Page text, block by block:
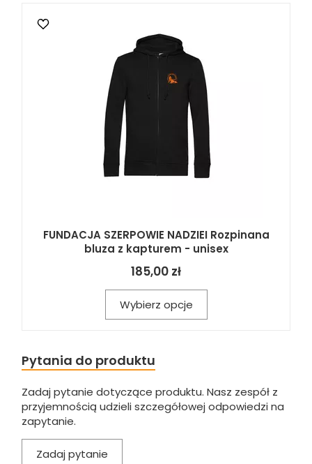
FUNDACJA SZERPOWIE NADZIEI Rozpinana
bluza z kapturem - unisex
185,00 zł
Wybierz opcje
Pytania do produktu
Zadaj pytanie dotyczące produktu. Nasz zespół z
przyjemnością udzieli szczegółowej odpowiedzi na
zapytanie.
Zadaj pytanie